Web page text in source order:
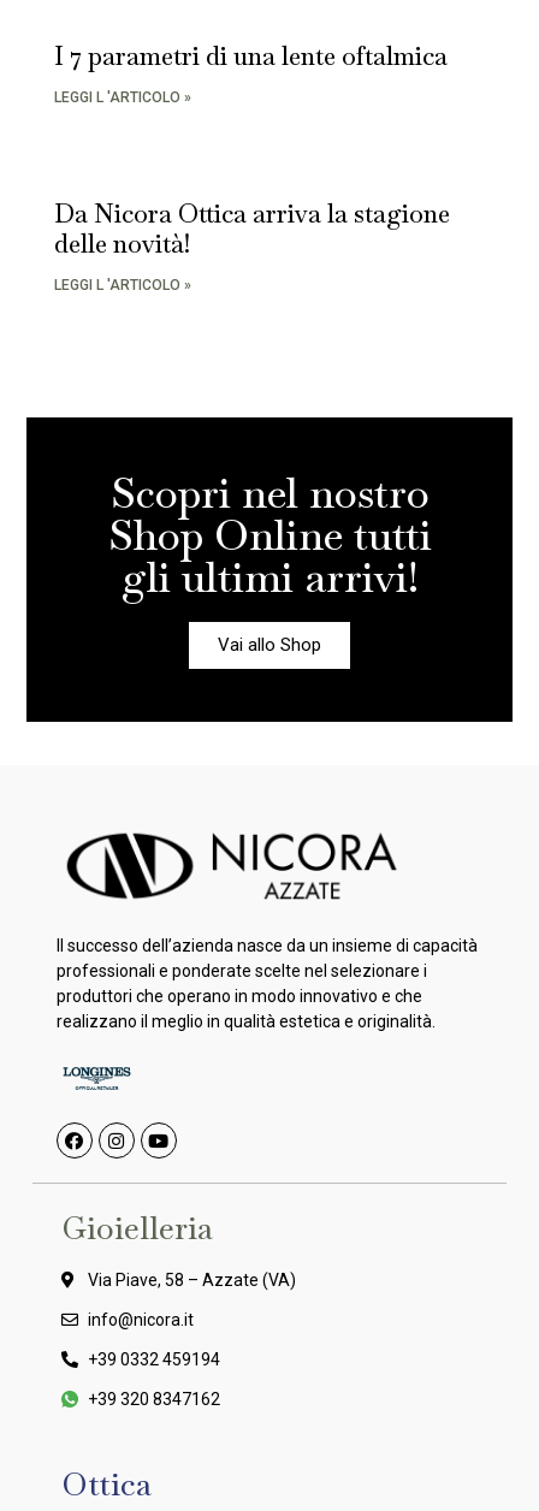
I 7 parametri di una lente oftalmica
LEGGI L 'ARTICOLO »
Da Nicora Ottica arriva la stagione
delle novità!
LEGGI L 'ARTICOLO »
Scopri nel nostro
Shop Online tutti
gli ultimi arrivi!
Vai allo Shop
Il successo dell’azienda nasce da un insieme di capacità
professionali e ponderate scelte nel selezionare i
produttori che operano in modo innovativo e che
realizzano il meglio in qualità estetica e originalità.
Gioielleria
Via Piave, 58 – Azzate (VA)
info@nicora.it
+39 0332 459194
+39 320 8347162
Ottica